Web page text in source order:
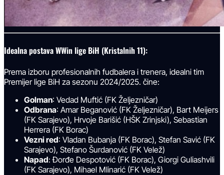
Idealna postava WWin lige BiH (Kristalnih 11):
Prema izboru profesionalnih fudbalera i trenera, idealni tim
Premijer lige BiH za sezonu 2024/2025. čine:
Golman: Vedad Muftić (FK Željezničar)
Odbrana: Amar Beganović (FK Željezničar), Bart Meijers
(FK Sarajevo), Hrvoje Barišić (HŠK Zrinjski), Sebastian
Herrera (FK Borac)
Vezni red: Vladan Bubanja (FK Borac), Stefan Savić (FK
Sarajevo), Stefano Šurdanović (FK Velež)
Napad: Đorđe Despotović (FK Borac), Giorgi Guliashvili
(FK Sarajevo), Mihael Mlinarić (FK Velež)